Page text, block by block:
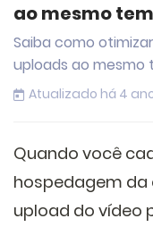
ao mesmo
Saiba como
uploads ao mesmo
Atualizado há 4
Quando você
hospedagem da
upload do vídeo